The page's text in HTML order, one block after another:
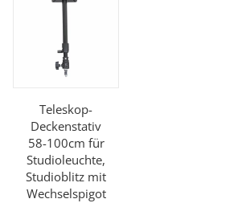
Teleskop-
Deckenstativ
58-100cm für
Studioleuchte,
Studioblitz mit
Wechselspigot